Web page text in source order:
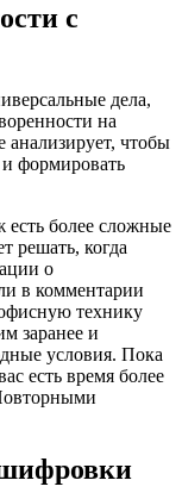
с
дела,
на
чтобы
и формировать
более сложные
решать, когда
о
в комментарии
технику
заранее и
условия. Пока
есть время более